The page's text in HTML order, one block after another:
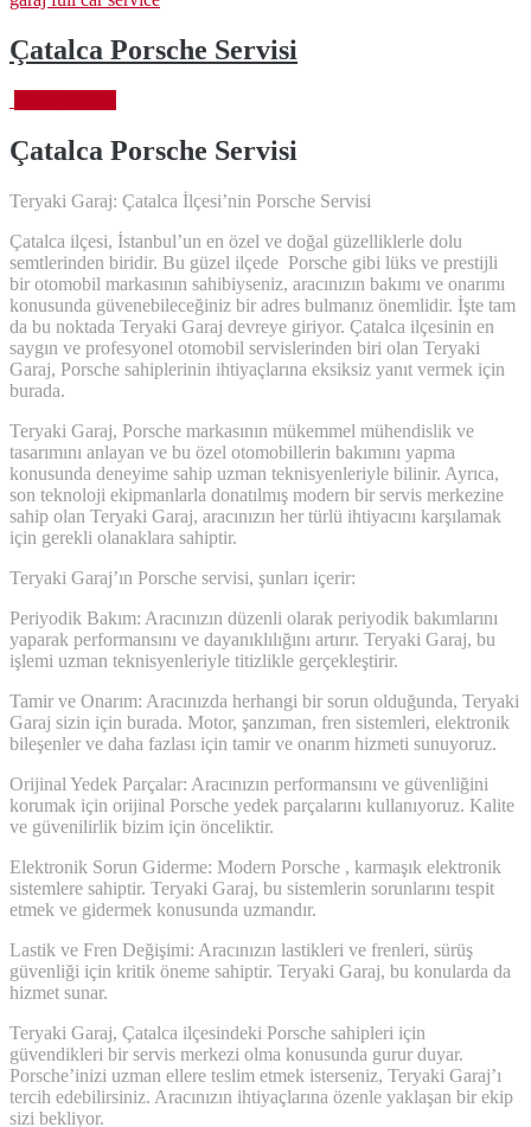
Çatalca Porsche Servisi
Çatalca Porsche Servisi
Teryaki Garaj: Çatalca İlçesi’nin Porsche Servisi
Çatalca ilçesi, İstanbul’un en özel ve doğal güzelliklerle dolu
semtlerinden biridir. Bu güzel ilçede Porsche gibi lüks ve prestijli
bir otomobil markasının sahibiyseniz, aracınızın bakımı ve onarımı
konusunda güvenebileceğiniz bir adres bulmanız önemlidir. İşte tam
da bu noktada Teryaki Garaj devreye giriyor. Çatalca ilçesinin en
saygın ve profesyonel otomobil servislerinden biri olan Teryaki
Garaj, Porsche sahiplerinin ihtiyaçlarına eksiksiz yanıt vermek için
burada.
Teryaki Garaj, Porsche markasının mükemmel mühendislik ve
tasarımını anlayan ve bu özel otomobillerin bakımını yapma
konusunda deneyime sahip uzman teknisyenleriyle bilinir. Ayrıca,
son teknoloji ekipmanlarla donatılmış modern bir servis merkezine
sahip olan Teryaki Garaj, aracınızın her türlü ihtiyacını karşılamak
için gerekli olanaklara sahiptir.
Teryaki Garaj’ın Porsche servisi, şunları içerir:
Periyodik Bakım: Aracınızın düzenli olarak periyodik bakımlarını
yaparak performansını ve dayanıklılığını artırır. Teryaki Garaj, bu
işlemi uzman teknisyenleriyle titizlikle gerçekleştirir.
Tamir ve Onarım: Aracınızda herhangi bir sorun olduğunda, Teryaki
Garaj sizin için burada. Motor, şanzıman, fren sistemleri, elektronik
bileşenler ve daha fazlası için tamir ve onarım hizmeti sunuyoruz.
Orijinal Yedek Parçalar: Aracınızın performansını ve güvenliğini
korumak için orijinal Porsche yedek parçalarını kullanıyoruz. Kalite
ve güvenilirlik bizim için önceliktir.
Elektronik Sorun Giderme: Modern Porsche , karmaşık elektronik
sistemlere sahiptir. Teryaki Garaj, bu sistemlerin sorunlarını tespit
etmek ve gidermek konusunda uzmandır.
Lastik ve Fren Değişimi: Aracınızın lastikleri ve frenleri, sürüş
güvenliği için kritik öneme sahiptir. Teryaki Garaj, bu konularda da
hizmet sunar.
Teryaki Garaj, Çatalca ilçesindeki Porsche sahipleri için
güvendikleri bir servis merkezi olma konusunda gurur duyar.
Porsche’inizi uzman ellere teslim etmek isterseniz, Teryaki Garaj’ı
tercih edebilirsiniz. Aracınızın ihtiyaçlarına özenle yaklaşan bir ekip
sizi bekliyor.